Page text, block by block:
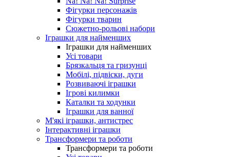
Фігурки персонажів
Фігурки тварин
Сюжетно-рольові набори
Іграшки для найменших
Іграшки для найменших
Усі товари
Брязкальця та гризунці
Мобілі, підвіски, дуги
Розвиваючі іграшки
Ігрові килимки
Каталки та ходунки
Іграшки для ванної
М'які іграшки, антистрес
Інтерактивні іграшки
Трансформери та роботи
Трансформери та роботи